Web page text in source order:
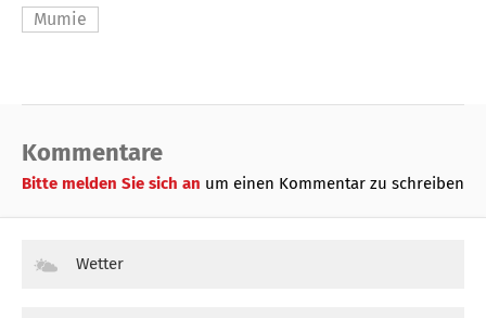
Mumie
Kommentare
Bitte melden Sie sich an um einen Kommentar zu schreiben
Wetter